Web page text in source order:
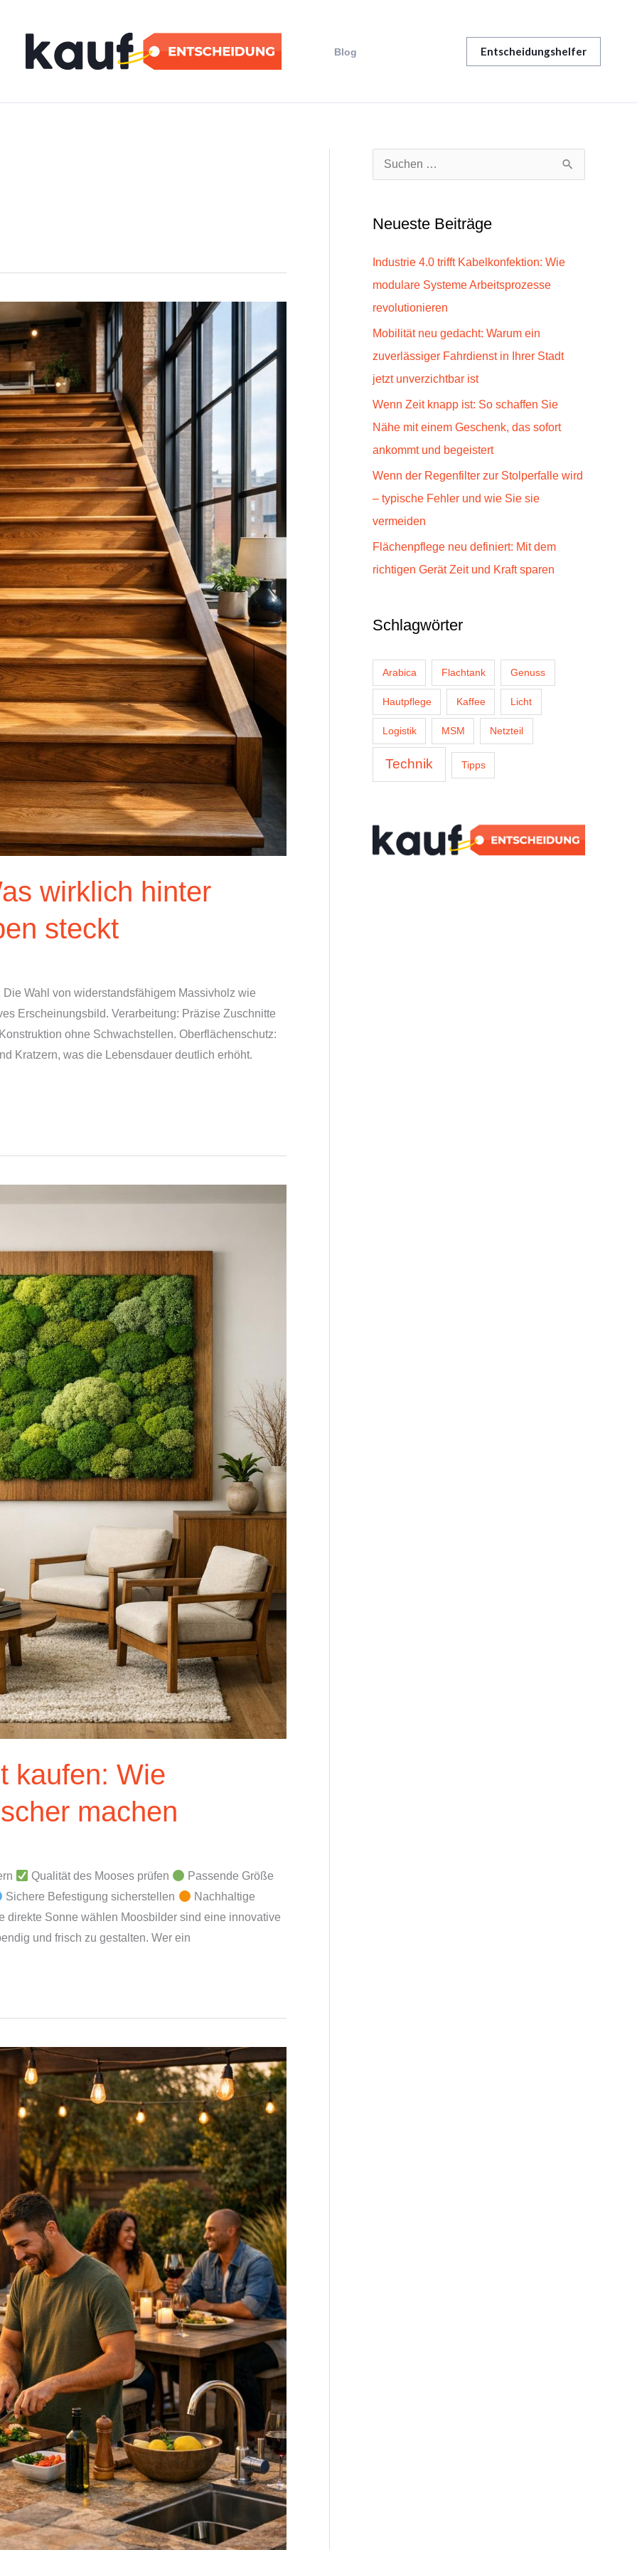
Blog Entscheidungshelfer
wirklich hinter
steckt
Wahl von widerstandsfähigem Massivholz wie
Erscheinungsbild. Verarbeitung: Präzise Zuschnitte
ohne Schwachstellen. Oberflächenschutz:
Kratzern, was die Lebensdauer deutlich erhöht.
kaufen: Wie
machen
Qualität des Mooses prüfen
Passende Größe
Sichere Befestigung sicherstellen
Nachhaltige
direkte Sonne wählen Moosbilder sind eine innovative
und frisch zu gestalten. Wer ein
e
n
n
a
h
Neueste Beiträge
Industrie 4.0 trifft Kabelkonfektion: Wie
modulare Systeme Arbeitsprozesse
revolutionieren
Mobilität neu gedacht: Warum ein
zuverlässiger Fahrdienst in Ihrer Stadt
jetzt unverzichtbar ist
Wenn Zeit knapp ist: So schaffen Sie
Nähe mit einem Geschenk, das sofort
ankommt und begeistert
Wenn der Regenfilter zur Stolperfalle wird
– typische Fehler und wie Sie sie
vermeiden
Flächenpflege neu definiert: Mit dem
richtigen Gerät Zeit und Kraft sparen
Schlagwörter
Arabica Flachtank Genuss
Hautpflege Kaffee Licht
Logistik MSM Netzteil
Technik Tipps